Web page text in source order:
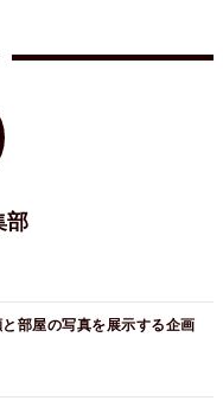
部
部屋の写真を展示する企画